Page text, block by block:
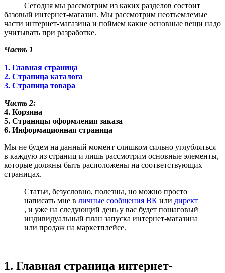
Сегодня мы рассмотрим из каких разделов состоит
базовый интернет-магазин. Мы рассмотрим неотъемлемые
части интернет-магазина и поймем какие основные вещи надо
учитывать при разработке.
Часть 1
1. Главная страница
2. Страница каталога
3. Страница товара
Часть 2:
4. Корзина
5. Страницы оформления заказа
6. Информационная страница
Мы не будем на данный момент слишком сильно углубляться
в каждую из страниц и лишь рассмотрим основные элементы,
которые должны быть расположены на соответствующих
страницах.
Статьи, безусловно, полезны, но можно просто
написать мне в личные сообщения ВК или директ
, и уже на следующий день у вас будет пошаговый
индивидуальный план запуска интернет-магазина
или продаж на маркетплейсе.
1. Главная страница интернет-